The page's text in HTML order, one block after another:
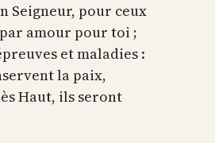
Seigneur, pour ceux
amour pour toi ;
et maladies :
la paix,
Haut, ils seront